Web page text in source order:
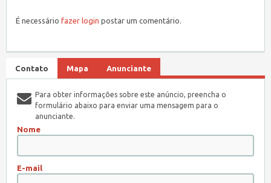
É necessário fazer login postar um comentário.
Contato Mapa Anunciante
Para obter informações sobre este anúncio, preencha o
formulário abaixo para enviar uma mensagem para o
anunciante.
Nome
E-mail